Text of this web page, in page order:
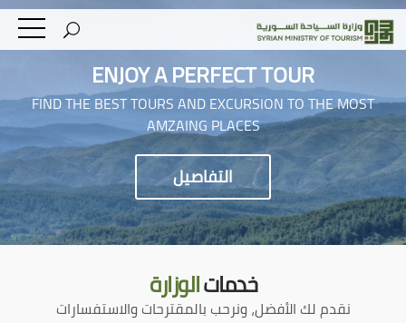
ENJOY A PERFECT TOUR
FIND THE BEST TOURS AND EXCURSION TO THE MOST
AMZAING PLACES
التفاصيل
خدماتالوزارة
نقدم لك الأفضل، ونرحب بالمقترحات والاستفسارات